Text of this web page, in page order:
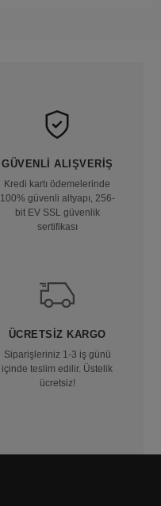
GÜVENLI ALIŞVERIŞ
Kredi kartı ödemelerinde
100% güvenli altyapı, 256-
bit EV SSL güvenlik
sertifikası
ÜCRETSIZ KARGO
Siparişleriniz 1-3 iş günü
içinde teslim edilir. Üstelik
ücretsiz!